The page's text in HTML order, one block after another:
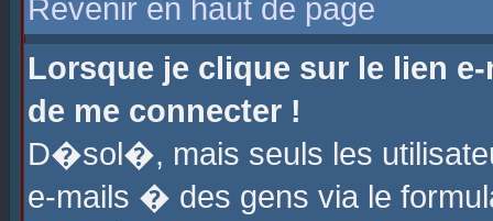
Revenir en haut de page
Lorsque je clique sur le lien
de me connecter !
D�sol�, mais seuls les
e-mails � des gens via le